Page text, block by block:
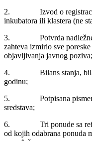
2. Izvod o registraciji
inkubatora ili klastera (ne
3. Potvrda nadležne
zahteva izmirio sve
objavljivanja javnog poziva;
4. Bilans stanja, bilans
godinu;
5. Potpisana
sredstava;
6. Tri ponude sa
od kojih odabrana ponuda